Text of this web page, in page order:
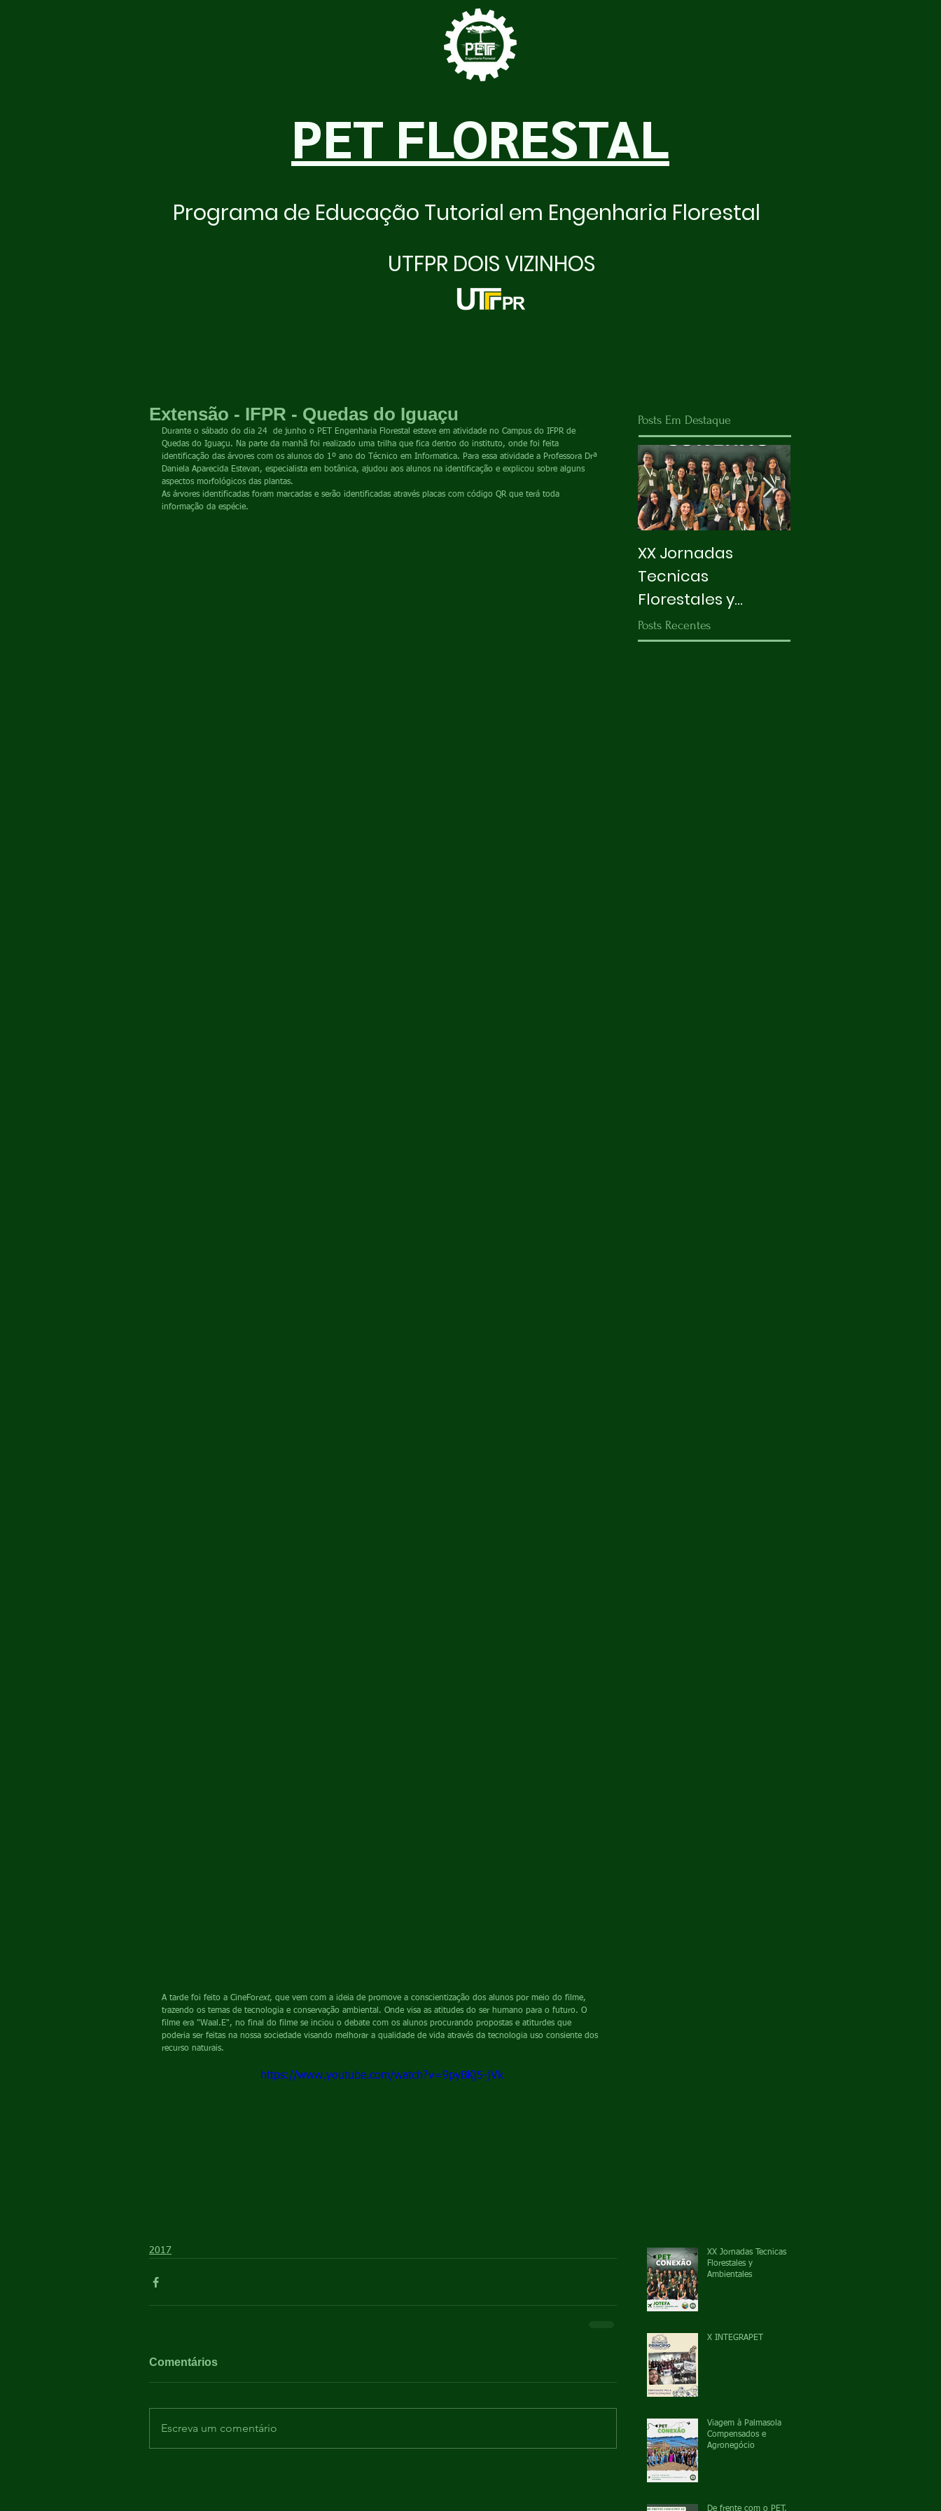
PET FLORESTAL
Programa de Educação Tutorial em Engenharia Florestal
UTFPR DOIS VIZINHOS
Extensão - IFPR - Quedas do Iguaçu
Durante o sábado do dia 24  de junho o PET Engenharia Florestal esteve em atividade no Campus do IFPR de
Quedas do Iguaçu. Na parte da manhã foi realizado uma trilha que fica dentro do instituto, onde foi feita
identificação das árvores com os alunos do 1º ano do Técnico em Informatica. Para essa atividade a Professora Drª
Daniela Aparecida Estevan, especialista em botânica, ajudou aos alunos na identificação e explicou sobre alguns
aspectos morfológicos das plantas.
As árvores identificadas foram marcadas e serão identificadas através placas com código QR que terá toda
informação da espécie.
A tarde foi feito a CineForext, que vem com a ideia de promove a conscientização dos alunos por meio do filme,
trazendo os temas de tecnologia e conservação ambiental. Onde visa as atitudes do ser humano para o futuro. O
filme era "Waal.E", no final do filme se inciou o debate com os alunos procurando propostas e atiturdes que
poderia ser feitas na nossa sociedade visando melhorar a qualidade de vida através da tecnologia uso consiente dos
recurso naturais.
https://www.youtube.com/watch?v=9pyBKj5-jVk
2017
Comentários
Escreva um comentário
Posts Em Destaque
XX Jornadas
Tecnicas
Florestales y
Ambientales
Posts Recentes
XX Jornadas Tecnicas
Florestales y
Ambientales
X INTEGRAPET
Viagem à Palmasola
Compensados e
Agronegócio
De frente com o PET,